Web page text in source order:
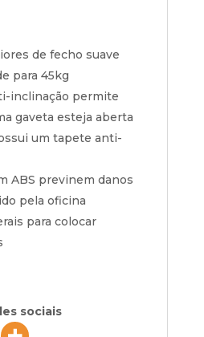
de fecho suave
para 45kg
inclinação permite
gaveta esteja aberta
um tapete anti-
ABS previnem danos
pela oficina
para colocar
sociais